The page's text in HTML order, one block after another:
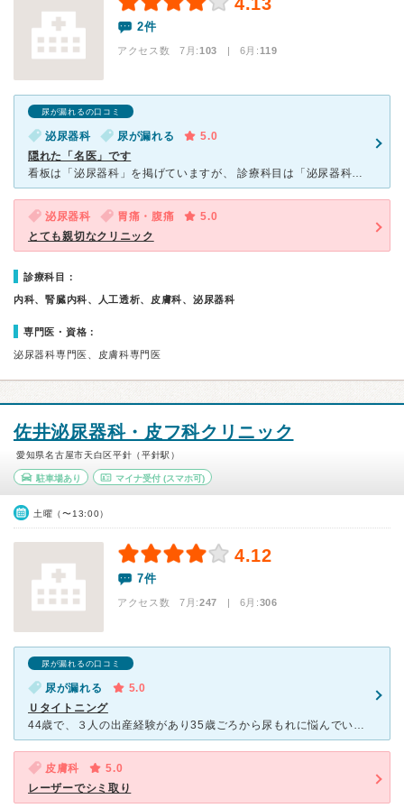
2件
アクセス数 7月:103 | 6月:119
尿が漏れるの口コミ
泌尿器科 尿が漏れる
5.0
隠れた「名医」です
看板は「泌尿器科」を掲げていますが、 診療科目は「泌尿器科」「内科」に、「皮膚科」の先生も診療に来られています。 処方が効かなければ、患者本位に意見を交わしながら処方を研究してくれます。 泌
泌尿器科 胃痛・腹痛
5.0
とても親切なクリニック
診療科目：
内科、腎臓内科、人工透析、皮膚科、泌尿器科
専門医・資格：
泌尿器科専門医、皮膚科専門医
佐井泌尿器科・皮フ科クリニック
愛知県名古屋市天白区平針（平針駅）
駐車場あり マイナ受付(スマホ可)
土曜（〜13:00）
4.12
7件
アクセス数 7月:247 | 6月:306
尿が漏れるの口コミ
尿が漏れる
5.0
Ｕタイトニング
44歳で、３人の出産経験があり35歳ごろから尿もれに悩んでいました。通常の生活においては問題ないのですが趣味のスポーツジムで激しい運動をすると必ず尿もれします。 また、性交渉の時にも尿もれがあり、ど
皮膚科
5.0
レーザーでシミ取り